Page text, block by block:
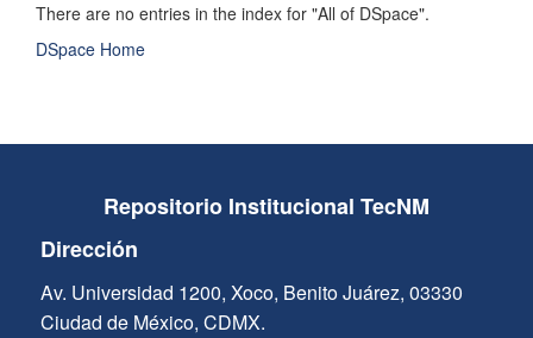
There are no entries in the index for "All of DSpace".
DSpace Home
Repositorio Institucional TecNM
Dirección
Av. Universidad 1200, Xoco, Benito Juárez, 03330
Ciudad de México, CDMX.